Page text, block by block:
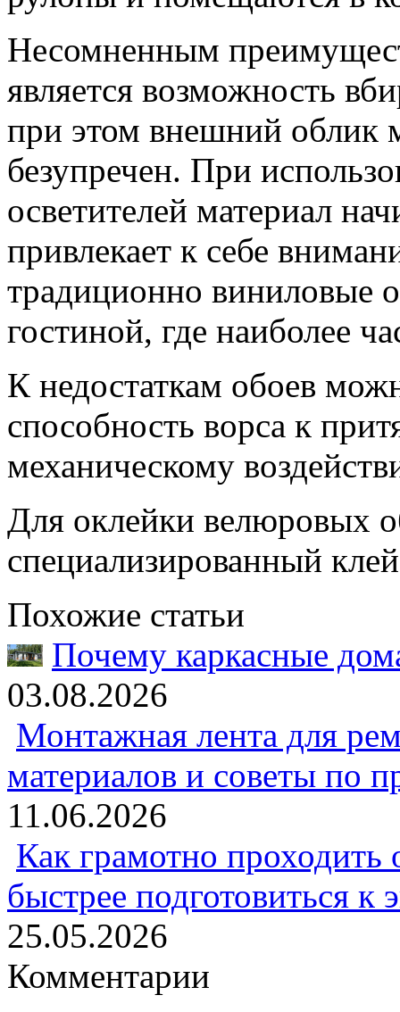
Несомненным
является возможность
при этом внешний облик
безупречен. При
осветителей материал
привлекает к себе
традиционно виниловые
гостиной, где наиболее
К недостаткам обоев
способность ворса к
механическому
Для оклейки велюровых
специализированный
Похожие статьи
Почему каркасные
03.08.2026
Монтажная лента для
материалов и советы по
11.06.2026
Как грамотно проходить
быстрее подготовиться к
25.05.2026
Комментарии